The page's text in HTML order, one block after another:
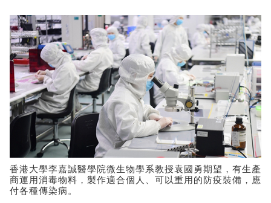
香港大學李嘉誠醫學院微生物學系教授袁國勇期望，有生產
商運用消毒物料，製作適合個人、可以重用的防疫裝備，應
付各種傳染病。